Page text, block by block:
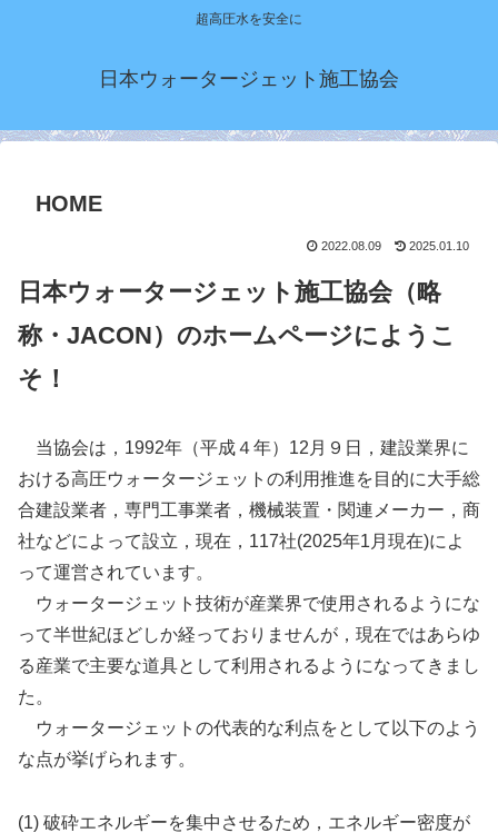
超高圧水を安全に
日本ウォータージェット施工協会
HOME
2022.08.09 2025.01.10
日本ウォータージェット施工協会（略
称・JACON）のホームページにようこ
そ！
当協会は，1992年（平成４年）12月９日，建設業界に
おける高圧ウォータージェットの利用推進を目的に大手総
合建設業者，専門工事業者，機械装置・関連メーカー，商
社などによって設立，現在，117社(2025年1月現在)によ
って運営されています。
ウォータージェット技術が産業界で使用されるようにな
って半世紀ほどしか経っておりませんが，現在ではあらゆ
る産業で主要な道具として利用されるようになってきまし
た。
ウォータージェットの代表的な利点をとして以下のよう
な点が挙げられます。
(1) 破砕エネルギーを集中させるため，エネルギー密度が